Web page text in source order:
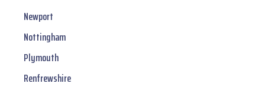
Newport
Nottingham
Plymouth
Renfrewshire